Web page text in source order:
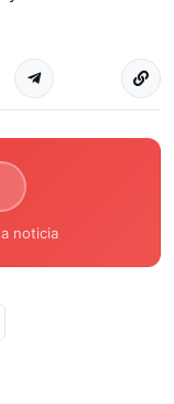
noticia